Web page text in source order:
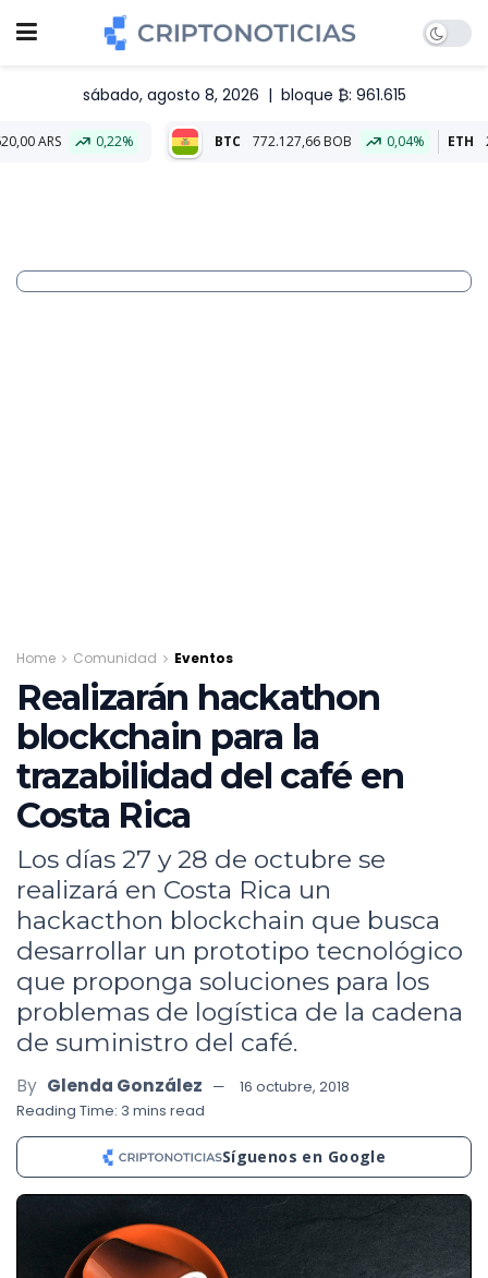
sábado, agosto 8, 2026 | bloque ₿: 961.615
0,22% 772.127,66 BOB 0,04% ETH 22.827,25
Home Comunidad Eventos
Realizarán hackathon
blockchain para la
trazabilidad del café en
Costa Rica
Los días 27 y 28 de octubre se
realizará en Costa Rica un
hackacthon blockchain que busca
desarrollar un prototipo tecnológico
que proponga soluciones para los
problemas de logística de la cadena
de suministro del café.
By Glenda González
16 octubre, 2018
Reading Time: 3 mins read
Síguenos en Google